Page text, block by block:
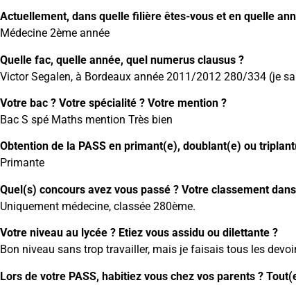
Actuellement, dans quelle filière êtes-vous et en quelle
Médecine 2ème année
Quelle fac, quelle année, quel numerus clausus ?
Victor Segalen, à Bordeaux année 2011/2012 280/334 (je
Votre bac ? Votre spécialité ? Votre mention ?
Bac S spé Maths mention Très bien
Obtention de la PASS en primant(e), doublant(e) ou
Primante
Quel(s) concours avez vous passé ? Votre classement
Uniquement médecine, classée 280ème.
Votre niveau au lycée ? Etiez vous assidu ou dilettante ?
Bon niveau sans trop travailler, mais je faisais tous les
Lors de votre PASS, habitiez vous chez vos parents ?